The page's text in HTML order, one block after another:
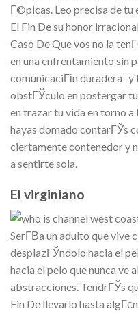
Г©picas. Leo precisa de
El Fin De su honor
Caso De Que vos no la
en una enfrentamiento sin
comunicaciГіn duradera -
obstГЎculo en postergar
en trazar tu vida en torno a
hayas domado contarГЎs
ciertamente contenedor y
a sentirte sola.
El virginiano
SerГ­В­a un adulto que vive
desplazГЎndolo hacia el
hacia el pelo que nunca ve
abstracciones. TendrГЎs
Fin De llevarlo hasta